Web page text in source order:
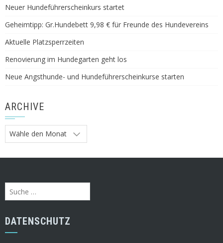
Neuer Hundeführerscheinkurs startet
Geheimtipp: Gr.Hundebett 9,98 € für Freunde des Hundevereins
Aktuelle Platzsperrzeiten
Renovierung im Hundegarten geht los
Neue Angsthunde- und Hundeführerscheinkurse starten
ARCHIVE
Archive
Suche
nach:
DATENSCHUTZ